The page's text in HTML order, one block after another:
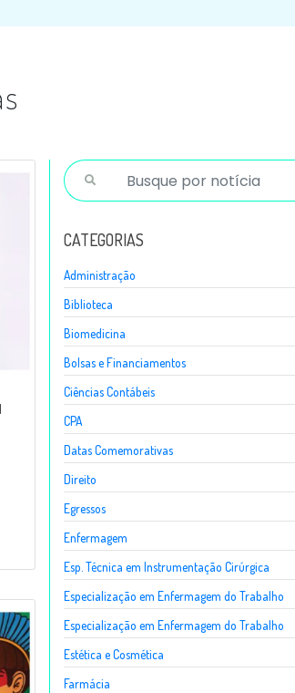
CATEGORIAS
Administração
Biblioteca
Biomedicina
Bolsas e Financiamentos
Ciências Contábeis
CPA
Datas Comemorativas
Direito
Egressos
Enfermagem
Esp. Técnica em Instrumentação Cirúrgica
Especialização em Enfermagem do Trabalho
Especialização em Enfermagem do Trabalho
Estética e Cosmética
Farmácia